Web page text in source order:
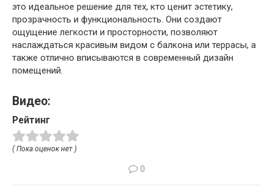
это идеальное решение для тех, кто ценит эстетику,
прозрачность и функциональность. Они создают
ощущение легкости и просторности, позволяют
наслаждаться красивым видом с балкона или террасы, а
также отлично вписываются в современный дизайн
помещений.
Видео:
Рейтинг
( Пока оценок нет )
0